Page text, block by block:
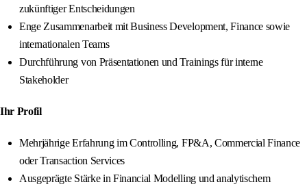
zukünftiger Entscheidungen
Enge Zusammenarbeit mit Business Development, Finance sowie
internationalen Teams
Durchführung von Präsentationen und Trainings für interne
Stakeholder
Ihr Profil
Mehrjährige Erfahrung im Controlling, FP&A, Commercial Finance
oder Transaction Services
Ausgeprägte Stärke in Financial Modelling und analytischem